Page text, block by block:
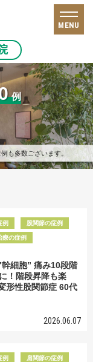
MENU
例
も多数ございます。
例 股関節の症例
療の症例
幹細胞” 痛み10段階
！階段昇降も楽
形性股関節症 60代
2026.06.07
例 肩関節の症例